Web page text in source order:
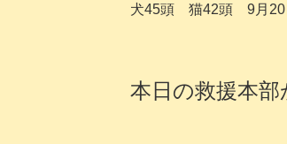
犬45頭 猫42頭 9月20
本日の救援本